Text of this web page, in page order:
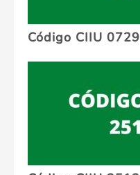
Código CIIU 0729